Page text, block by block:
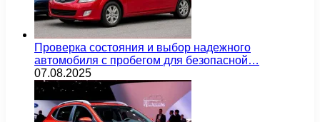
Проверка состояния и выбор надежного
автомобиля с пробегом для безопасной…
07.08.2025